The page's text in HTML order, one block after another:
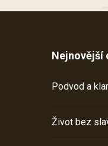
Nejnovější
Podvod a
Život bez